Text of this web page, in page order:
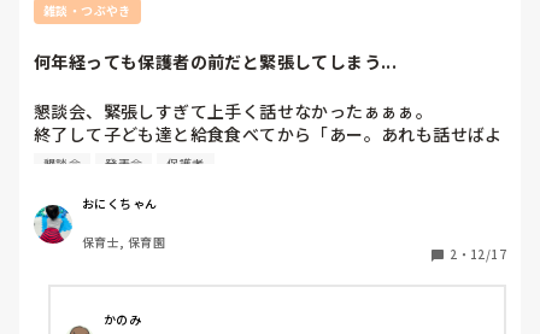
雑談・つぶやき
何年経っても保護者の前だと緊張してしまう...
懇談会、緊張しすぎて上手く話せなかったぁぁぁ。
終了して子ども達と給食食べてから「あー。あれも話せばよ
かったなぁ...」と脳内で反省会開いてました笑
泣
スラスラ話せる先生が羨ましい泣
懇談会 発表会 保護者
おにくちゃん
保育士, 保育園
2 ・ 12/17
かのみ